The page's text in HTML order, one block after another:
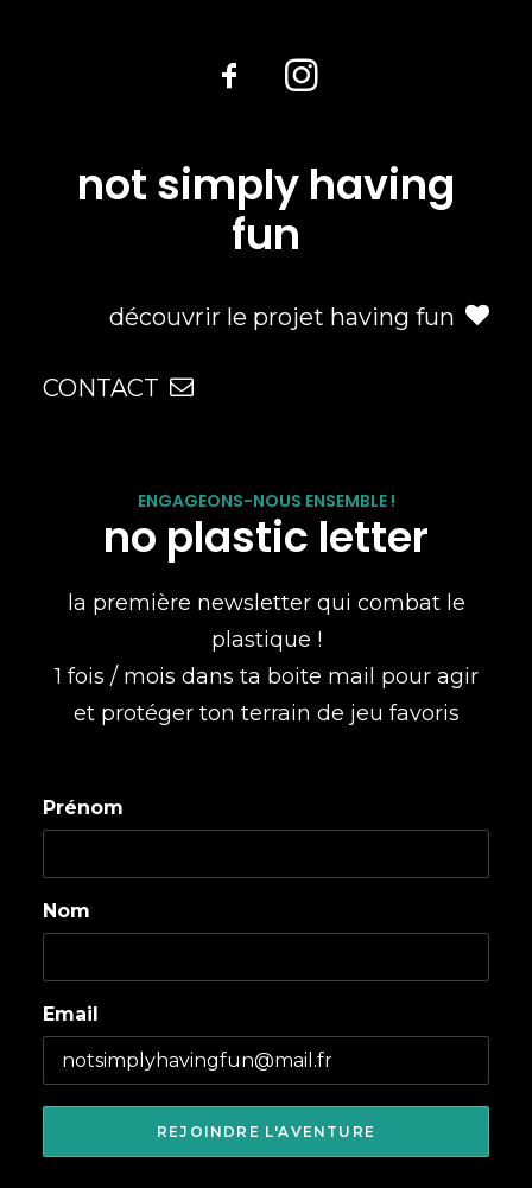
not simply having
fun
découvrir le projet having fun
CONTACT
ENGAGEONS-NOUS ENSEMBLE !
no plastic letter
la première newsletter qui combat le
plastique !
1 fois / mois dans ta boite mail pour agir
et protéger ton terrain de jeu favoris
Prénom
Nom
Email